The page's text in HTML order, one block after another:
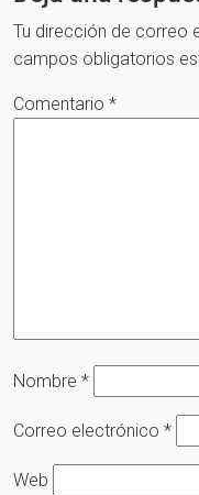
Tu dirección de correo
campos obligatorios
Comentario *
Nombre *
Correo electrónico *
Web